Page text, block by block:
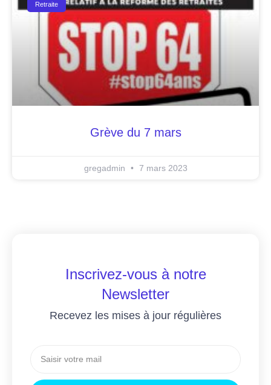
Retraite
Grève du 7 mars
gregadmin 7 mars 2023
Inscrivez-vous à notre
Newsletter
Recevez les mises à jour régulières